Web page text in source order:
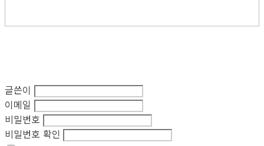
글쓴이
이메일
비밀번호
비밀번호 확인